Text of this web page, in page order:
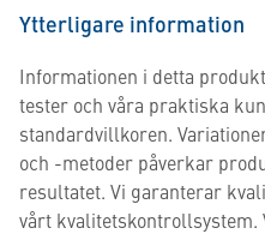
Ytterligare information
Informationen i detta
tester och våra praktiska
standardvillkoren.
och -metoder påverkar
resultatet. Vi garanterar
vårt kvalitetskontrollsystem.